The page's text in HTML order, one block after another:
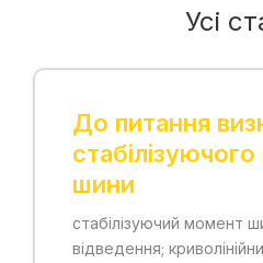
Усі
До питання
шини
стабілізуючий момент
відведення;